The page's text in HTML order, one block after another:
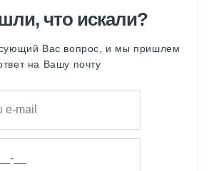
что искали?
Вас вопрос, и мы пришлем
на Вашу почту